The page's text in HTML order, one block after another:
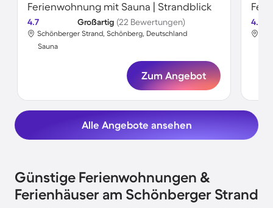
Ferienwohnung mit Sauna | Strandblick
4.7 Großartig (22 Bewertungen)
Schönberger Strand, Schönberg, Deutschland
Sauna
Zum Angebot
4.5
Alle Angebote ansehen
Günstige Ferienwohnungen &
Ferienhäuser am Schönberger Strand